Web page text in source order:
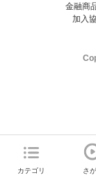
カテゴリ さ
金融商
加入
マネーサテラ
直前にご覧いただ
ご利用の環境
め、
一部の
お気に入り機能は
お気に入り登録い
ンツを一覧でご確
ご利用いただくに
はご利用の端末で